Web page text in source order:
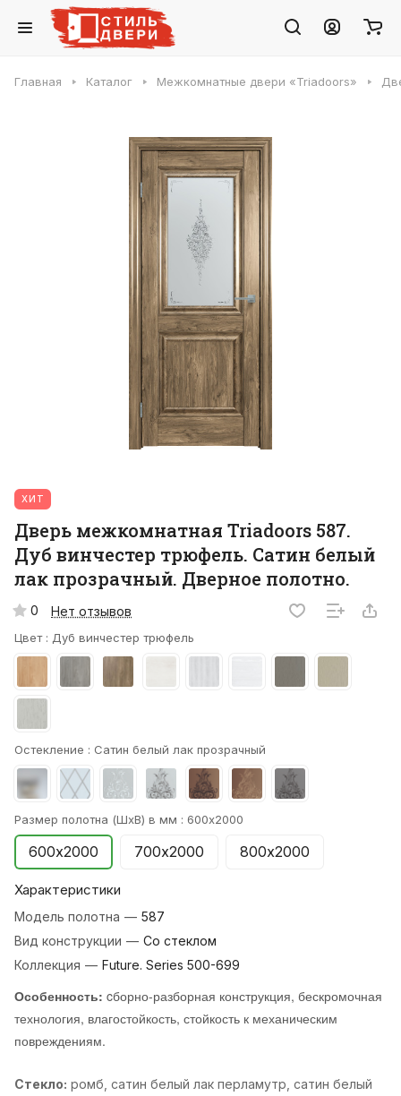
Главная Каталог Межкомнатные двери «Triadoors»
ХИТ
Дверь межкомнатная Triadoors 587.
Дуб винчестер трюфель. Сатин белый
лак прозрачный. Дверное полотно.
0 Нет отзывов
Цвет : Дуб винчестер трюфель
Остекление : Сатин белый лак прозрачный
Размер полотна (ШхВ) в мм : 600х2000
600х2000 700х2000 800х2000
Характеристики
Модель полотна — 587
Вид конструкции — Со стеклом
Коллекция — Future. Series 500-699
Особенность: cборно-разборная конструкция, бескромочная
технология, влагостойкость, стойкость к механическим
повреждениям.
Стекло: ромб, cатин белый лак перламутр, cатин белый